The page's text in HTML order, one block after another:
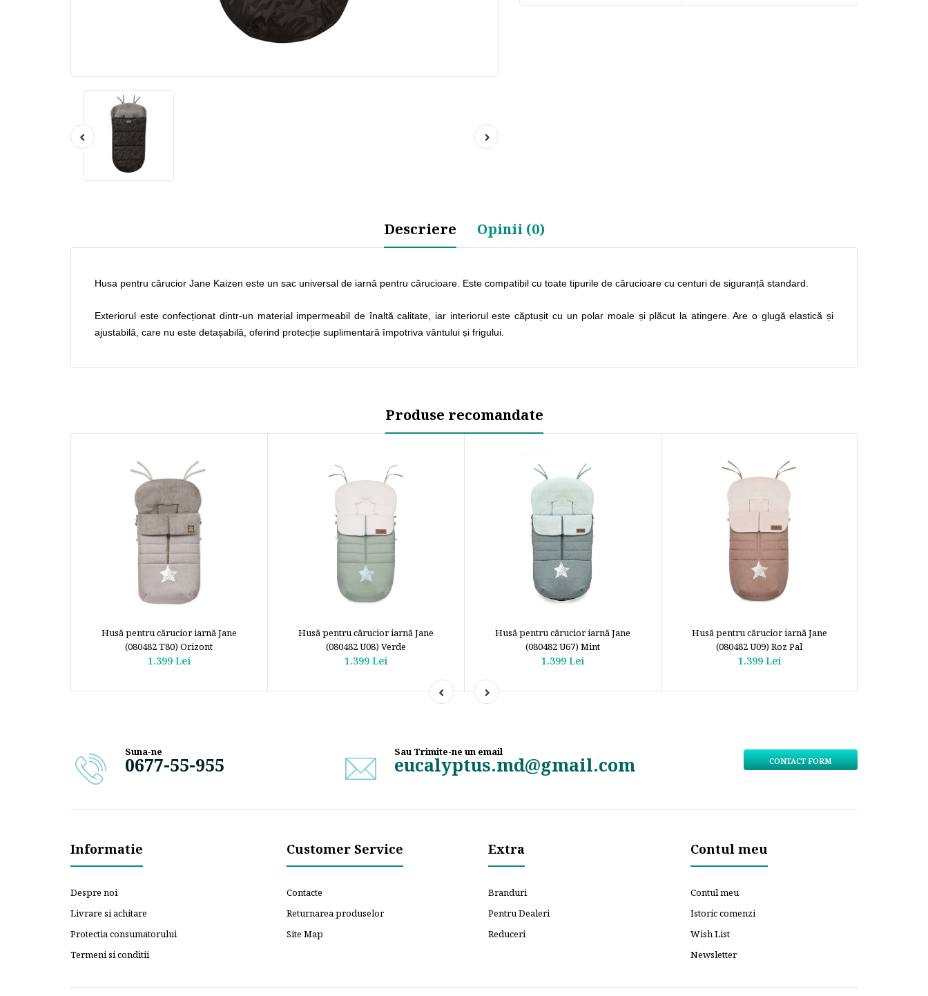
Descriere Opinii (0)
Husa pentru cărucior Jane Kaizen este un sac universal de iarnă pentru cărucioare. Este compatibil cu toate tipurile de cărucioare cu centuri de siguranță standard.
Exteriorul este confecționat dintr-un material impermeabil de înaltă calitate, iar interiorul este căptușit cu un polar moale și plăcut la atingere. Are o glugă elastică și
ajustabilă, care nu este detașabilă, oferind protecție suplimentară împotriva vântului și frigului.
Produse recomandate
Husă pentru cărucior iarnă Jane
(080482 T80) Orizont
1.399 Lei
Husă pentru cărucior iarnă Jane
(080482 U08) Verde
1.399 Lei
Husă pentru cărucior iarnă Jane
(080482 U67) Mint
1.399 Lei
Husă pentru cărucior iarnă Jane
(080482 U09) Roz Pal
1.399 Lei
Suna-ne
0677-55-955
Sau Trimite-ne un email
eucalyptus.md@gmail.com CONTACT FORM
Informatie
Despre noi
Livrare si achitare
Protectia consumatorului
Termeni si conditii
Customer Service
Contacte
Returnarea produselor
Site Map
Extra
Branduri
Pentru Dealeri
Reduceri
Contul meu
Contul meu
Istoric comenzi
Wish List
Newsletter